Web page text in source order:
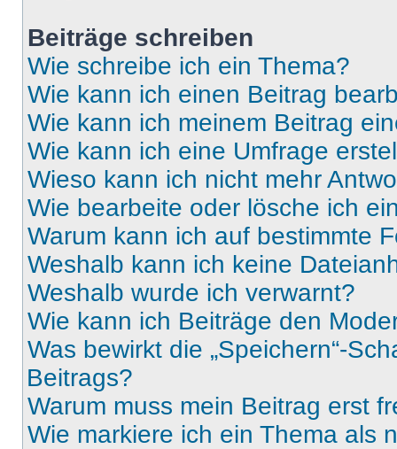
Beiträge schreiben
Wie schreibe ich ein Thema?
Wie kann ich einen Beitrag
Wie kann ich meinem Beitrag
Wie kann ich eine Umfrage
Wieso kann ich nicht mehr
Wie bearbeite oder lösche ich
Warum kann ich auf bestimmte
Weshalb kann ich keine
Weshalb wurde ich verwarnt?
Wie kann ich Beiträge den
Was bewirkt die „Speichern“-
Beitrags?
Warum muss mein Beitrag erst
Wie markiere ich ein Thema als